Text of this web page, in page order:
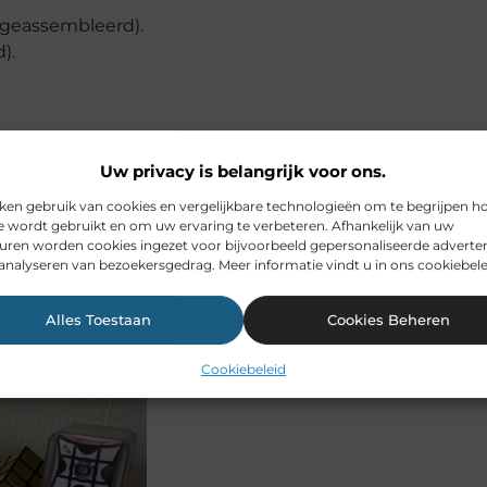
Uw privacy is belangrijk voor ons.
gebruik van cookies en vergelijkbare technologieën om te begrijpen
wordt gebruikt en om uw ervaring te verbeteren. Afhankelijk van uw
worden cookies ingezet voor bijvoorbeeld gepersonaliseerde
van bezoekersgedrag. Meer informatie vindt u in ons
Alles Toestaan Cookies Beheren
Cookiebeleid
laag wordt geassembleerd, de kubus wordt
Als u in een van de fasen op een
te controleren. Let ook op uw kubus – deze kan
proces kan mislukken. U kunt het probleem zeker